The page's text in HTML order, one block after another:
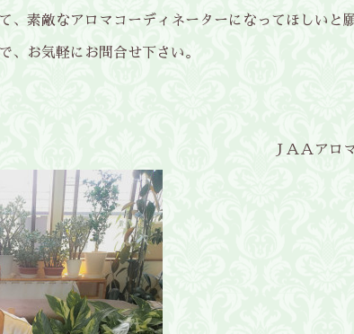
、素敵なアロマコーディネーターになってほしいと
、お気軽にお問合せ下さい。
ＪＡＡアロ